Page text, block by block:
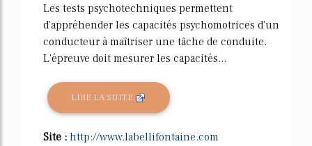
Les tests psychotechniques permettent
d'appréhender les capacités psychomotrices d'un
conducteur à maîtriser une tâche de conduite.
L'épreuve doit mesurer les capacités...
LIRE LA SUITE
Site : http://www.labellifontaine.com